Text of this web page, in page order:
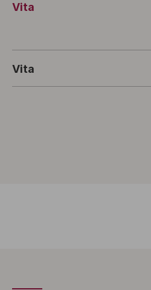
Vita
Vita